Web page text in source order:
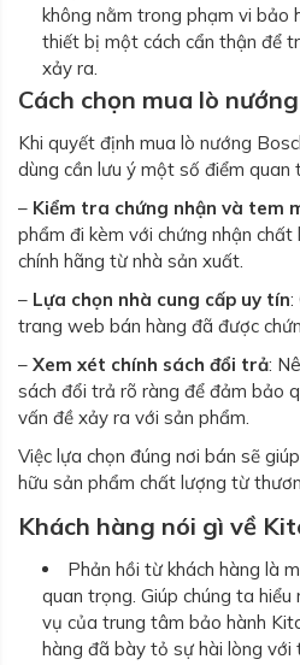
không nằm trong phạm vi bảo
thiết bị một cách cẩn thận để
xảy ra.
Cách chọn mua lò
Khi quyết định mua lò nướng
dùng cần lưu ý một số điểm quan
– Kiểm tra chứng nhận và tem
phẩm đi kèm với chứng nhận
chính hãng từ nhà sản xuất.
– Lựa chọn nhà cung cấp uy tín:
trang web bán hàng đã được
– Xem xét chính sách đổi trả:
sách đổi trả rõ ràng để đảm bảo
vấn đề xảy ra với sản phẩm.
Việc lựa chọn đúng nơi bán sẽ
hữu sản phẩm chất lượng từ
Khách hàng nói gì về
Phản hồi từ khách hàng là
quan trọng. Giúp chúng ta
vụ của trung tâm bảo hành
hàng đã bày tỏ sự hài lòng với